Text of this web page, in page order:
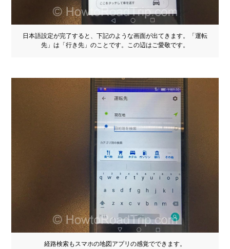
日本語設定が完了すると、下記のような画面が出てきます。「運転
先」は「行き先」のことです。この辺はご愛敬です。
経路検索もスマホの地図アプリの感覚でできます。